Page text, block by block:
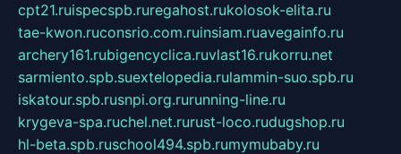
cpt21.ruispecspb.ruregahost.rukolosok-elita.ru
tae-kwon.ruconsrio.com.ruinsiam.ruavegainfo.ru
archery161.rubigencyclica.ruvlast16.rukorru.net
sarmiento.spb.suextelopedia.rulammin-suo.spb.ru
iskatour.spb.rusnpi.org.rurunning-line.ru
krygeva-spa.ruchel.net.rurust-loco.rudugshop.ru
hl-beta.spb.ruschool494.spb.rumymubaby.ru